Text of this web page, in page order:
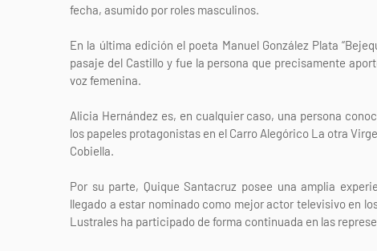
fecha, asumido por roles masculinos.
En la última edición el poeta Manuel González Plata
pasaje del Castillo y fue la persona que precisamente
voz femenina.
Alicia Hernández es, en cualquier caso, una persona
los papeles protagonistas en el Carro Alegórico La otra
Cobiella.
Por su parte, Quique Santacruz posee una amplia
llegado a estar nominado como mejor actor televisivo en
Lustrales ha participado de forma continuada en las